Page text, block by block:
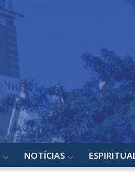
NOTÍCIAS